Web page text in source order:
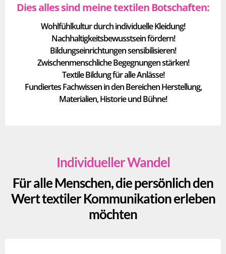
Dies alles sind meine textilen Botschaften:
Wohlfühlkultur durch individuelle Kleidung!
Nachhaltigkeitsbewusstsein fördern!
Bildungseinrichtungen sensibilisieren!
Zwischenmenschliche Begegnungen stärken!
Textile Bildung für alle Anlässe!
Fundiertes Fachwissen in den Bereichen Herstellung,
Materialien, Historie und Bühne!
Individueller Wandel
Für alle Menschen, die persönlich den
Wert textiler Kommunikation erleben
möchten